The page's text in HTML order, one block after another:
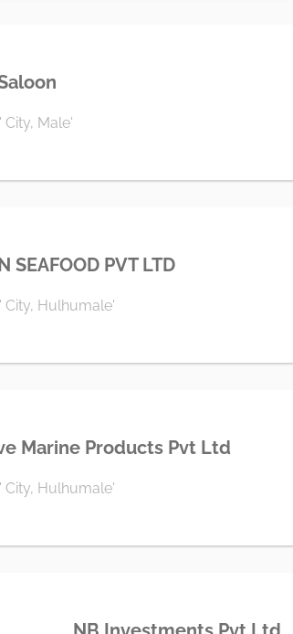
City, Male'
SEAFOOD PVT LTD
City, Hulhumale'
Marine Products Pvt Ltd
City, Hulhumale'